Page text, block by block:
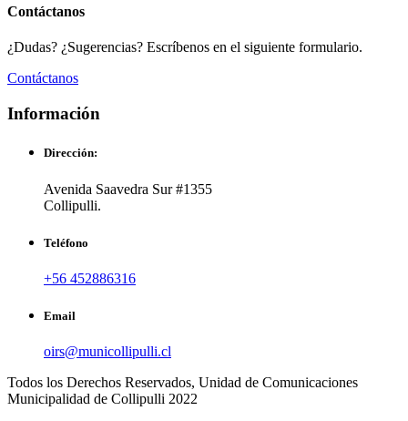
Contáctanos
¿Dudas? ¿Sugerencias? Escríbenos en el siguiente formulario.
Contáctanos
Información
Dirección:
Avenida Saavedra Sur #1355
Collipulli.
Teléfono
+56 452886316
Email
oirs@municollipulli.cl
Todos los Derechos Reservados, Unidad de Comunicaciones
Municipalidad de Collipulli 2022